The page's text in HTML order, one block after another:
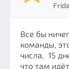
Все бы
команды,
числа, 15
что там